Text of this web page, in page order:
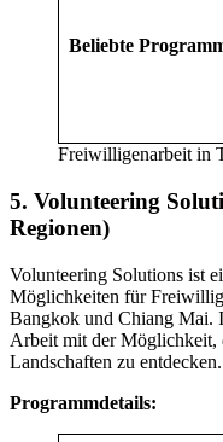
Beliebte
Freiwilligenarbeit in
5. Volunteering
Regionen)
Volunteering Solutions ist
Möglichkeiten für
Bangkok und Chiang Mai.
Arbeit mit der Möglichkeit,
Landschaften zu entdecken.
Programmdetails: